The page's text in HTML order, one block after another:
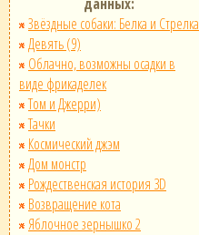
Звёздные собаки: Белка и Стрелка
Девять (9)
Облачно, возможны осадки в
виде фрикаделек
Том и Джерри)
Тачки
Космический джэм
Дом монстр
Рождественская история 3D
Возвращение кота
Яблочное зернышко 2